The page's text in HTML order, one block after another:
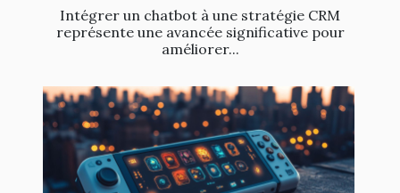
Intégrer un chatbot à une stratégie CRM
représente une avancée significative pour
améliorer...